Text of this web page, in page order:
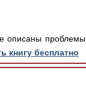
описаны проблемы
книгу бесплатно